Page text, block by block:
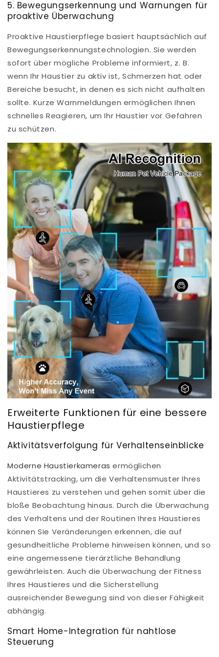
5. Bewegungserkennung und Warnungen für
proaktive Überwachung
Proaktive Haustierpflege basiert hauptsächlich auf
Bewegungserkennungstechnologien. Sie werden
sofort über mögliche Probleme informiert, z. B.
wenn Ihr Haustier zu aktiv ist, Schmerzen hat oder
Bereiche besucht, in denen es sich nicht aufhalten
sollte. Kurze Warnmeldungen ermöglichen Ihnen
schnelles Reagieren, um Ihr Haustier vor Gefahren
zu schützen.
Erweiterte Funktionen für eine bessere
Haustierpflege
Aktivitätsverfolgung für Verhaltenseinblicke
Moderne Haustierkameras ermöglichen
Aktivitätstracking, um die Verhaltensmuster Ihres
Haustieres zu verstehen und gehen somit über die
bloße Beobachtung hinaus. Durch die Überwachung
des Verhaltens und der Routinen Ihres Haustieres
können Sie Veränderungen erkennen, die auf
gesundheitliche Probleme hinweisen können, und so
eine angemessene tierärztliche Behandlung
gewährleisten. Auch die Überwachung der Fitness
Ihres Haustieres und die Sicherstellung
ausreichender Bewegung sind von dieser Fähigkeit
abhängig.
Smart Home-Integration für nahtlose
Steuerung